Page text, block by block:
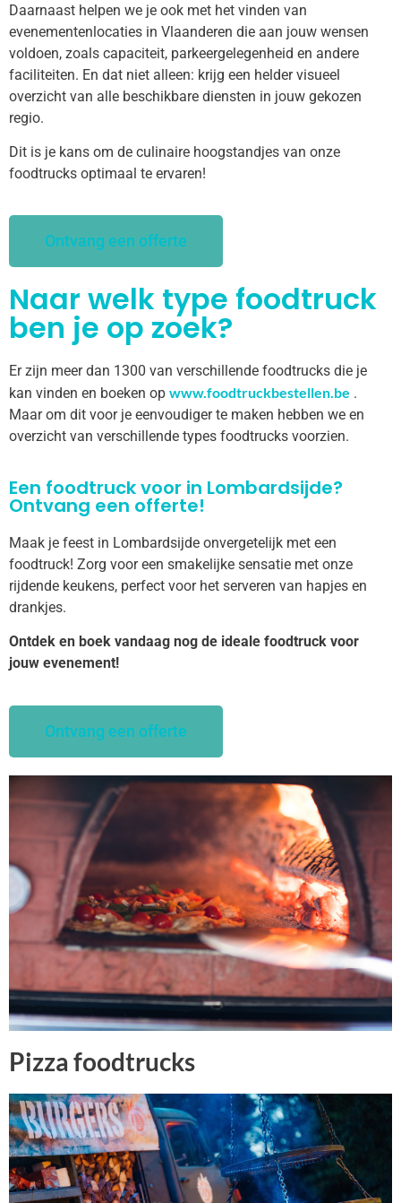
Daarnaast helpen we je ook met het vinden van
evenementenlocaties in Vlaanderen die aan jouw wensen
voldoen, zoals capaciteit, parkeergelegenheid en andere
faciliteiten. En dat niet alleen: krijg een helder visueel
overzicht van alle beschikbare diensten in jouw gekozen
regio.
Dit is je kans om de culinaire hoogstandjes van onze
foodtrucks optimaal te ervaren!
Ontvang een offerte
Naar welk type foodtruck
ben je op zoek?
Er zijn meer dan 1300 van verschillende foodtrucks die je
kan vinden en boeken op www.foodtruckbestellen.be .
Maar om dit voor je eenvoudiger te maken hebben we en
overzicht van verschillende types foodtrucks voorzien.
Een foodtruck voor in Lombardsijde?
Ontvang een offerte!
Maak je feest in Lombardsijde onvergetelijk met een
foodtruck! Zorg voor een smakelijke sensatie met onze
rijdende keukens, perfect voor het serveren van hapjes en
drankjes.
Ontdek en boek vandaag nog de ideale foodtruck voor
jouw evenement!
Ontvang een offerte
Pizza foodtrucks